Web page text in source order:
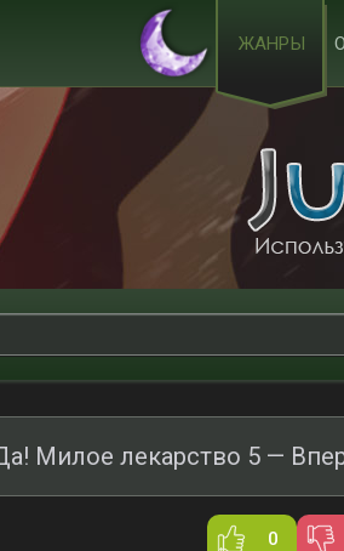
ЖАНРЫ
Милое лекарство 5 —
0